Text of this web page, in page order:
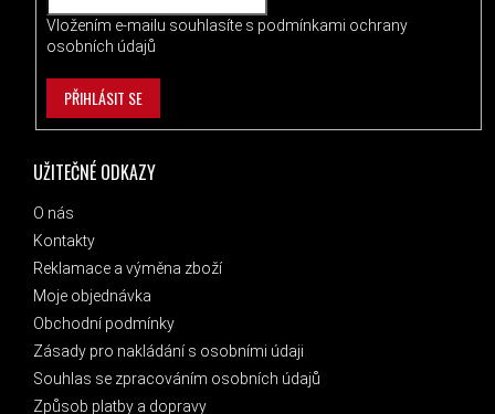
UŽITEČNÉ ODKAZY
O nás
Kontakty
Reklamace a výměna zboží
Moje objednávka
Obchodní podmínky
Zásady pro nakládání s osobními údaji
Souhlas se zpracováním osobních údajů
Způsob platby a dopravy
Vložením e-mailu souhlasíte s podmínkami ochrany
osobních údajů
PŘIHLÁSIT SE